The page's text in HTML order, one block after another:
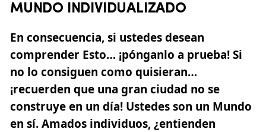
MUNDO INDIVIDUALIZADO
En consecuencia, si ustedes desean
comprender Esto… ¡pónganlo a prueba! Si
no lo consiguen como quisieran…
¡recuerden que una gran ciudad no se
construye en un día! Ustedes son un Mundo
en sí. Amados individuos, ¿entienden